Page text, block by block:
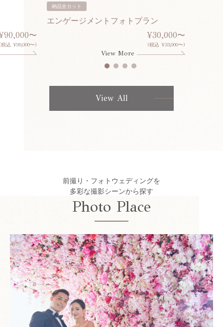
〜
(税込 ¥99,000〜)
納品全カット
エンゲージメントフォトプラン
¥30,000〜
(税込 ¥33,000〜)
View More
View All
前撮り・フォトウェディングを
多彩な撮影シーンから探す
Photo Place